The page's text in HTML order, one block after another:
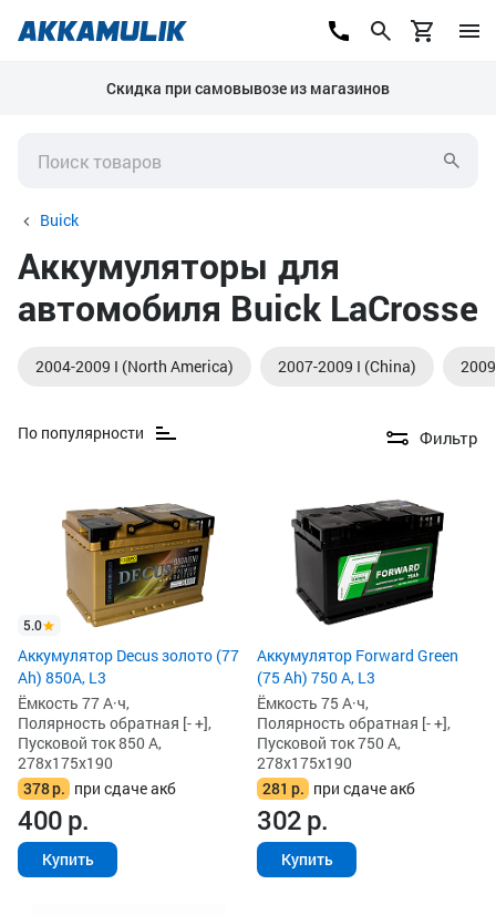
Скидка при самовывозе из магазинов
Buick
Аккумуляторы для
автомобиля Buick LaCrosse
2004-2009 I (North America) 2007-2009 I (China)
По популярности Фильтр
5.0
Аккумулятор Decus золото (77
Ah) 850А, L3
Ёмкость 77 А·ч,
Полярность обратная [- +],
Пусковой ток 850 А,
278x175x190
378р. при сдаче акб
400р.
Купить
Аккумулятор Forward Green
(75 Ah) 750 А, L3
Ёмкость 75 А·ч,
Полярность обратная [- +],
Пусковой ток 750 А,
278x175x190
281 р. при сдаче акб
302р.
Купить